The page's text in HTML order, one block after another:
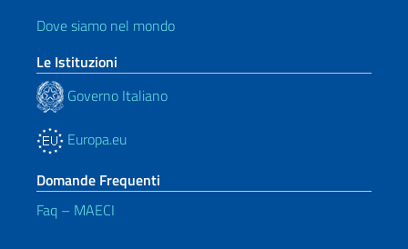
Dove siamo nel mondo
Le Istituzioni
Governo Italiano
Europa.eu
Domande Frequenti
Faq – MAECI